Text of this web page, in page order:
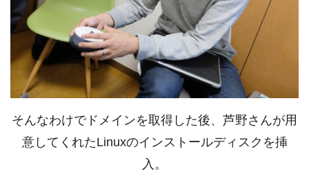
そんなわけでドメインを取得した後、芦野さんが用
意してくれたLinuxのインストールディスクを挿
入。